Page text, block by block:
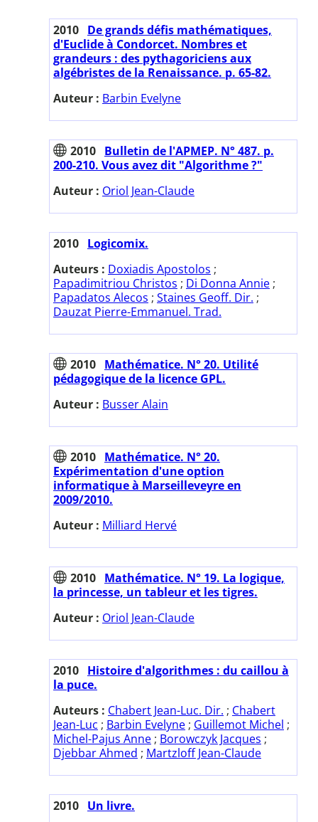
2010 De grands défis mathématiques,
d'Euclide à Condorcet. Nombres et
grandeurs : des pythagoriciens aux
algébristes de la Renaissance. p. 65-82.
Auteur : Barbin Evelyne
2010 Bulletin de l'APMEP. N° 487. p.
200-210. Vous avez dit "Algorithme ?"
Auteur : Oriol Jean-Claude
2010 Logicomix.
Auteurs : Doxiadis Apostolos ;
Papadimitriou Christos ; Di Donna Annie ;
Papadatos Alecos ; Staines Geoff. Dir. ;
Dauzat Pierre-Emmanuel. Trad.
2010 Mathématice. N° 20. Utilité
pédagogique de la licence GPL.
Auteur : Busser Alain
2010 Mathématice. N° 20.
Expérimentation d'une option
informatique à Marseilleveyre en
2009/2010.
Auteur : Milliard Hervé
2010 Mathématice. N° 19. La logique,
la princesse, un tableur et les tigres.
Auteur : Oriol Jean-Claude
2010 Histoire d'algorithmes : du caillou à
la puce.
Auteurs : Chabert Jean-Luc. Dir. ; Chabert
Jean-Luc ; Barbin Evelyne ; Guillemot Michel ;
Michel-Pajus Anne ; Borowczyk Jacques ;
Djebbar Ahmed ; Martzloff Jean-Claude
2010 Un livre.